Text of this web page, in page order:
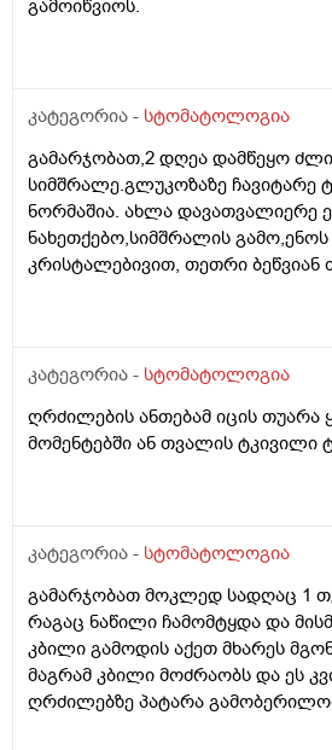
გამოიწვიოს.
კატეგორია - სტომატოლოგია
გამარჯობათ,2 დღეა დამწეყო
სიმშრალე.გლუკოზაზე ჩავიტარე
ნორმაშია. ახლა დავათვალიერე
ნახეთქებო,სიმშრალის
კრისტალებივით, თეთრი
შებერილი.რა ვქნა,ვის უნდა
ასეთი სიმსრალე არასდროს
კატეგორია - სტომატოლოგია
ღრძილების ანთებამ იცის თუარა
მომენტებში ან თვალის ტკივილი
კატეგორია - სტომატოლოგია
გამარჯობათ მოკლედ სადღაც 1
რაგაც ნაწილი ჩამომტყდა და
კბილი გამოდის აქეთ მხარეს
მაგრამ კბილი მოძრაობს და ეს
ღრძილებზე პატარა